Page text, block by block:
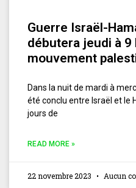
Guerre Israël-
débutera jeudi à 9
mouvement
Dans la nuit de mardi à
été conclu entre Israël et le
jours de
READ MORE »
22 novembre 2023 Aucun